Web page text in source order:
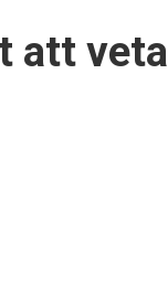
att veta